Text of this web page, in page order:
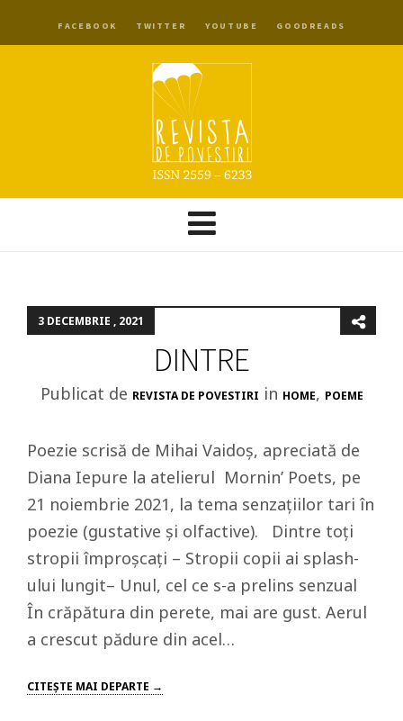
FACEBOOK TWITTER YOUTUBE GOODREADS
3 DECEMBRIE , 2021
DINTRE
Publicat de REVISTA DE POVESTIRI in HOME, POEME
Poezie scrisă de Mihai Vaidoș, apreciată de
Diana Iepure la atelierul Mornin’ Poets, pe
21 noiembrie 2021, la tema senzațiilor tari în
poezie (gustative și olfactive). Dintre toți
stropii împroșcați – Stropii copii ai splash-
ului lungit– Unul, cel ce s-a prelins senzual
În crăpătura din perete, mai are gust. Aerul
a crescut pădure din acel…
CITEŞTE MAI DEPARTE →